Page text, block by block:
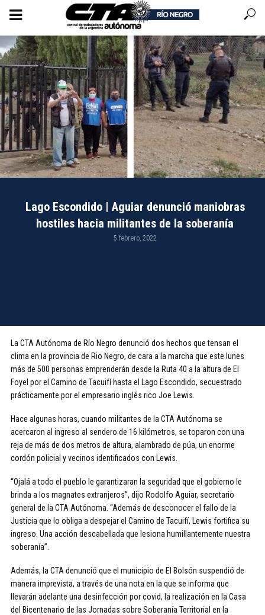
Lago Escondido | Aguiar denunció maniobras
hostiles hacia militantes de la soberanía
5 febrero, 2022
La CTA Autónoma de Río Negro denunció dos hechos que tensan el
clima en la provincia de Rio Negro, de cara a la marcha que este lunes
más de 500 personas emprenderán desde la Ruta 40 a la altura de El
Foyel por el Camino de Tacuifí hasta el Lago Escondido, secuestrado
prácticamente por el empresario inglés rico Joe Lewis.
Hace algunas horas, cuando militantes de la CTA Autónoma se
acercaron al ingreso al sendero de 16 kilómetros, se toparon con una
reja de más de dos metros de altura, alambrado de púa, un enorme
cordón policial y vecinos identificados con Lewis.
“Ojalá a todo el pueblo le garantizaran la seguridad que el gobierno le
brinda a los magnates extranjeros”, dijo Rodolfo Aguiar, secretario
general de la CTA Autónoma. “Además de desconocer el fallo de la
Justicia que lo obliga a despejar el Camino de Tacuifí, Lewis fortifica su
ingreso. Una acción descabellada que lesiona humillantemente nuestra
soberanía”.
Además, la CTA denunció que el municipio de El Bolsón suspendió de
manera imprevista, a través de una nota en la que se informa que
llevarán adelante una desinfección por covid, la realización en la Casa
del Bicentenario de las Jornadas sobre Soberanía Territorial en la